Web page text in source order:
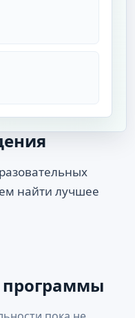
найти лучшее
программы